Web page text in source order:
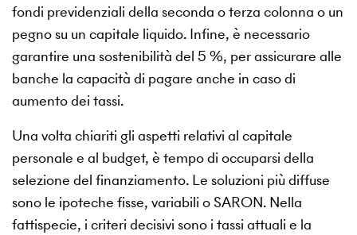
fondi previdenziali della seconda o terza colonna o un
pegno su un capitale liquido. Infine, è necessario
garantire una sostenibilità del 5 %, per assicurare alle
banche la capacità di pagare anche in caso di
aumento dei tassi.
Una volta chiariti gli aspetti relativi al capitale
personale e al budget, è tempo di occuparsi della
selezione del finanziamento. Le soluzioni più diffuse
sono le ipoteche fisse, variabili o SARON. Nella
fattispecie, i criteri decisivi sono i tassi attuali e la